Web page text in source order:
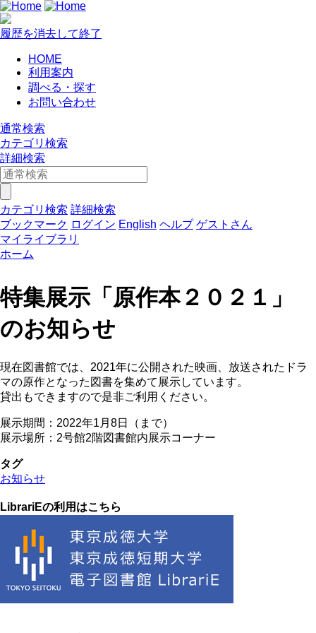
履歴を消去して終了
HOME
利用案内
調べる・探す
お問い合わせ
通常検索
カテゴリ検索
詳細検索
カテゴリ検索 詳細検索
ブックマーク ログイン English ヘルプ ゲストさん
マイライブラリ
ホーム
特集展示「原作本２０２１」
のお知らせ
現在図書館では、2021年に公開された映画、放送されたドラ
マの原作となった図書を集めて展示しています。
貸出もできますので是非ご利用ください。
展示期間：2022年1月8日（まで）
展示場所：2号館2階図書館内展示コーナー
タグ
お知らせ
LibrariEの利用はこちら